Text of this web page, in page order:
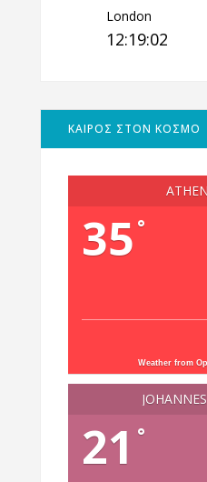
London
12:19:03
ΚΑΙΡΟΣ ΣΤΟΝ ΚΟΣΜΟ
35 °
Weather from
21 °